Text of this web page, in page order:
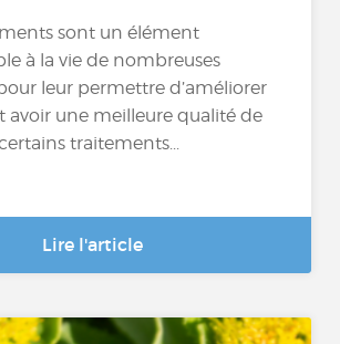
sont un élément
à la vie de nombreuses
leur permettre d’améliorer
avoir une meilleure qualité de
traitements...
Lire l'article